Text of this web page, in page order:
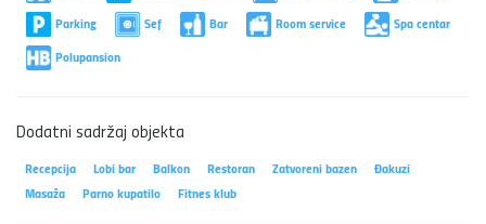
Parking
Sef Bar Room service
Spa centar
Polupansion
Dodatni sadržaj objekta
Recepcija Lobi bar Balkon Restoran Zatvoreni bazen
Đakuzi
Masaža
Parno kupatilo Fitnes klub